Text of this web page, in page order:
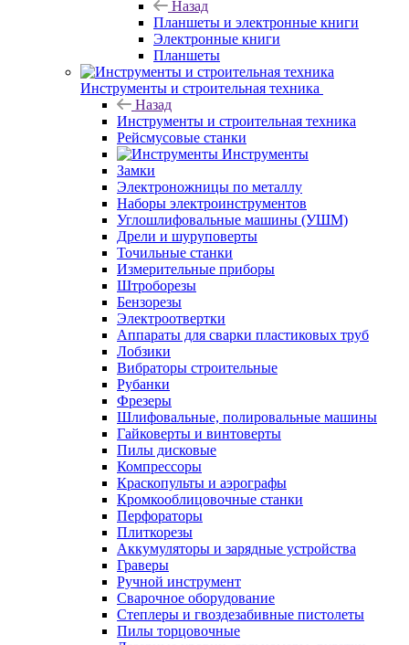
Назад
Планшеты и электронные книги
Электронные книги
Планшеты
Инструменты и строительная техника
Назад
Инструменты и строительная техника
Рейсмусовые станки
Инструменты
Замки
Электроножницы по металлу
Наборы электроинструментов
Углошлифовальные машины (УШМ)
Дрели и шуруповерты
Точильные станки
Измерительные приборы
Штроборезы
Бензорезы
Электроотвертки
Аппараты для сварки пластиковых труб
Лобзики
Вибраторы строительные
Рубанки
Фрезеры
Шлифовальные, полировальные машины
Гайковерты и винтоверты
Пилы дисковые
Компрессоры
Краскопульты и аэрографы
Кромкооблицовочные станки
Перфораторы
Плиткорезы
Аккумуляторы и зарядные устройства
Граверы
Ручной инструмент
Сварочное оборудование
Степлеры и гвоздезабивные пистолеты
Пилы торцовочные